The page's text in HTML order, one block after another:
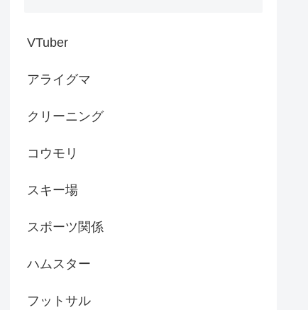
VTuber
アライグマ
クリーニング
コウモリ
スキー場
スポーツ関係
ハムスター
フットサル